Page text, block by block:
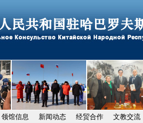
领馆信息 新闻动态 经贸合作 文教交流